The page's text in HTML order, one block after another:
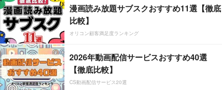
漫画読み放題サブスクおすすめ11選【徹底
比較】
オリコン顧客満足度ランキング
2026年動画配信サービスおすすめ40選
【徹底比較】
CS動画配信サービス20選